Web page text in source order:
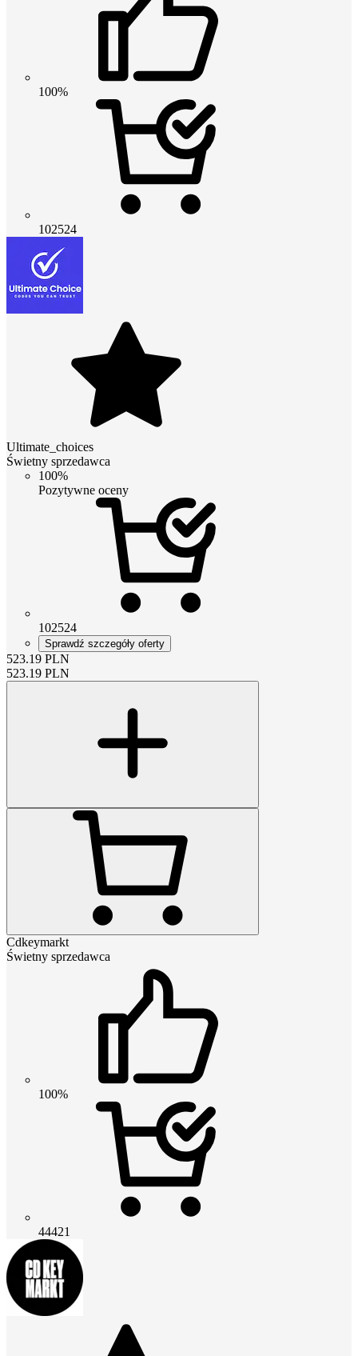
100%
102524
Ultimate_choices
Świetny sprzedawca
100%
Pozytywne oceny
102524
Sprawdź szczegóły oferty
523.19 PLN
523.19 PLN
Cdkeymarkt
Świetny sprzedawca
100%
44421